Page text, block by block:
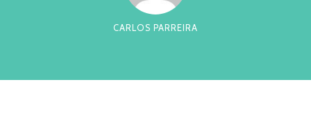
CARLOS PARREIRA